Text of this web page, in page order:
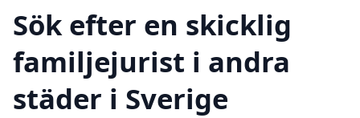
Sök efter en skicklig
familjejurist i andra
städer i Sverige